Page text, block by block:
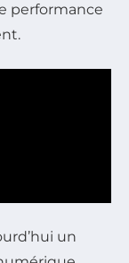
performance
un